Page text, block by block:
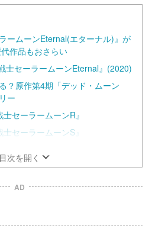
ームーンEternal(エターナル)』が
作品もおさらい
士セーラームーンEternal』(2020)
？原作第4期「デッド・ムーン
ー
セーラームーンR』
セーラームーンS』
目次を開く
AD